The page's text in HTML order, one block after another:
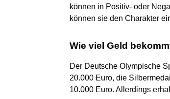
können in Positiv- oder
können sie den Charakter
Wie viel Geld
Der Deutsche Olympische
20.000 Euro, die
10.000 Euro. Allerdings